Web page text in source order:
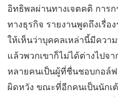
อิทธิพลผ่านทางเจตคติ การ
ทางธุรกิจ รายงานพูดถึงเรื่อ
ให้เห็นว่าบุคคลเหล่านี้มีควา
แล้วพวกเขาก็ไม่ได้ต่างไปจ
หลายคนเป็นผู้ที่ชื่นชอบกอล์
ผิดหวัง ขณะที่อีกคนเป็นนักเ